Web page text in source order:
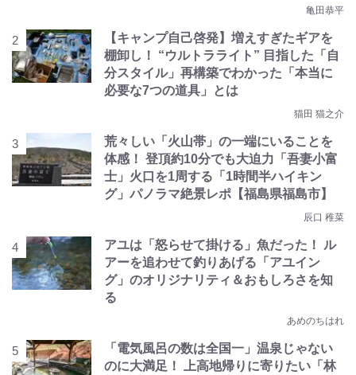
亀田恭平
【キャンプ自己啓発】増えすぎたギアを
棚卸し！ “ウルトラライト” 目指した「自
分スタイル」再構築でわかった「本当に
必要な7つの道具」とは
猫田 猫之介
荒々しい「火山帯」の一端にいることを
体感！ 登頂約10分でも大迫力「吾妻小富
士」火口を1周する「1時間半ハイキン
グ」パノラマ絶景レポ【福島県福島市】
辰口 稚菜
アユは「怒らせて掛ける」魚だった！ ル
アーを追わせて釣りあげる「アユイン
グ」のオリジナリティ＆おもしろさを知
る
あめのちはれ
「電気風呂の数は全国一」温泉じゃない
のに大満足！ 上高地帰りに寄りたい「林